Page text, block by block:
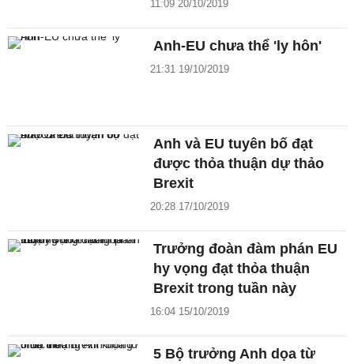
11:09 20/10/2019
Anh-EU chưa thể 'ly hôn'
21:31 19/10/2019
Anh và EU tuyên bố đạt
được thỏa thuận dự thảo
Brexit
20:28 17/10/2019
Trưởng đoàn đàm phán EU
hy vọng đạt thỏa thuận
Brexit trong tuần này
16:04 15/10/2019
5 Bộ trưởng Anh dọa từ